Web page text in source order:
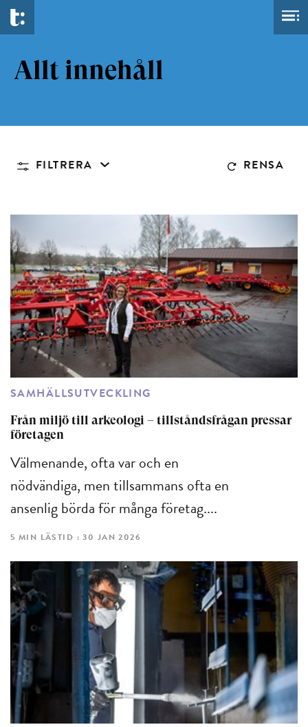
Allt innehåll
FILTRERA RENSA
SAMHÄLLSUTVECKLING
Från miljö till arkeologi – tillståndsfrågan pressar
företagen
Välmenande, ofta var och en
nödvändiga, men tillsammans ofta en
ansenlig börda för många företag....
5 MIN LÄSTID : 30 JAN 2026